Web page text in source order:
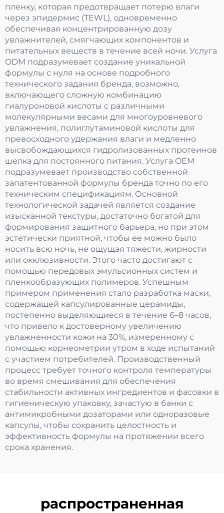
пленку, которая предотвращает потерю влаги
через эпидермис (TEWL), одновременно
обеспечивая концентрированную дозу
увлажнителей, смягчающих компонентов и
питательных веществ в течение всей ночи. Услуга
ODM подразумевает создание уникальной
формулы с нуля на основе подробного
технического задания бренда, возможно,
включающего сложную комбинацию
гиалуроновой кислоты с различными
молекулярными весами для многоуровневого
увлажнения, полиглутаминовой кислоты для
превосходного удержания влаги и медленно
высвобождающихся гидролизованных протеинов
шелка для постоянного питания. Услуга OEM
подразумевает производство собственной
запатентованной формулы бренда точно по его
техническим спецификациям. Основной
технологической задачей является создание
изысканной текстуры, достаточно богатой для
формирования защитного барьера, но при этом
эстетически приятной, чтобы ее можно было
носить всю ночь, не ощущая тяжести, жирности
или окклюзивности. Этого часто достигают с
помощью передовых эмульсионных систем и
пленкообразующих полимеров. Успешным
примером применения стало разработка маски,
содержащей капсулированные церамиды,
постепенно выделяющиеся в течение 6–8 часов,
что привело к достоверному увеличению
увлажненности кожи на 30%, измеренному с
помощью корнеометрии утром в ходе испытаний
с участием потребителей. Производственный
процесс требует точного контроля температуры
во время смешивания для обеспечения
стабильности активных ингредиентов и фасовки в
гигиеническую упаковку, зачастую в банки с
антимикробными дозаторами или одноразовые
капсулы, чтобы сохранить целостность и
эффективность формулы на протяжении всего
срока хранения.
распространенная